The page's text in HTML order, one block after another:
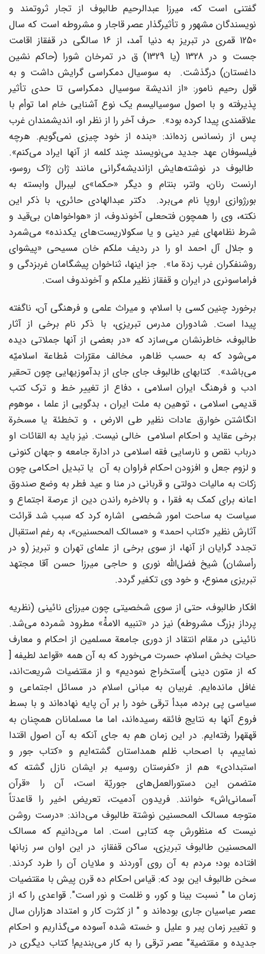
گفتنى است که، میرزا عبدالرحیم طالبوف از تجار ثروتمند و
نویسندگان مشهور و تأثیرگذار عصر قاجار و مشروطه است که سال
1250 قمرى در تبریز به دنیا آمد، از 16 سالگى در قفقاز اقامت
جست و در 1328 (یا 1329) ق در تمرخان شورا (حاکم نشین
داغستان) درگذشت. به سوسیال دمکراسى گرایش داشت و به
قول رحیم نامور: «از اندیشة سوسیال دمکراسى تا حدى تأثیر
پذیرفته و با اصول سوسیالیسم یک نوع آشنایى خام اما توأم با
علاقمندى پیدا کرده بود». حرف آخر را از نظر او، اندیشمندان غرب
پس از رنسانس زده‌اند: «بنده از خود چیزى نمى‌گویم. هرچه
فیلسوفان عهد جدید مى‌نویسند چند کلمه از آنها ایراد مى‌کنم».
طالبوف در نوشته‌هایش ازاندیشه‌گرانى مانند ژان ژاک روسو،
ارنست رنان، ولتر، بنتام و دیگر «حکما»ى لیبرال وابسته به
بورژوازى اروپا نام مى‌برد. دکتر عبدالهادى حائرى، با ذکر این
نکته، وى را همچون فتحعلى آخوندوف، از «هواخواهان بى‌قید و
شرط نظامهاى غیر دینى و یا سکولاریست‌هاى یکدنده» مى‌شمرد
و جلال آل احمد او را در ردیف ملکم خان مسیحى «پیشواى
روشنفکران غرب زدة ما». جز اینها، ثناخوان پیشگامان غربزدگى و
فراماسونرى در ایران و قفقاز نظیر ملکم و آخوندوف است.
برخورد چنین کسى با اسلام، و میراث علمى و فرهنگى آن، ناگفته
پیدا است. شادوران مدرس تبریزى، با ذکر نام برخى از آثار
طالبوف، خاطرنشان مى‌سازد که «در بعضى از آنها جملاتى دیده
مى‌شود که به حسب ظاهر، مخالف مقرّرات مُطاعة اسلامیّه
مى‌باشد». کتابهاى طالبوف جاى جاى از بدآموزیهایى چون تحقیر
ادب و فرهنگ ایران اسلامى ، دفاع از تغییر خط و ترک کتب
قدیمى اسلامى ، توهین به ملت ایران ، بدگویى از علما ، موهوم
انگاشتن خوارق عادات نظیر طى الارض ، و تخطئة یا مسخرة
برخى عقاید و احکام اسلامى خالى نیست. نیز باید به القائات او
درباب نقص و نارسایى فقه اسلامى در ادارة جامعه و جهان کنونى
و لزوم جعل و افزودن احکام فراوان به آن یا تبدیل احکامى چون
زکات به مالیات دولتى و قربانى در منا و عید فطر به وضع صندوق
اعانه براى کمک به فقرا ، و بالاخره راندن دین از عرصة اجتماع و
سیاست به ساحت امور شخصى اشاره کرد که سبب شد قرائت
آثارش نظیر «کتاب احمد» و «مسالک المحسنین»، به رغم استقبال
تجدد گرایان از آنها، از سوى برخى از علماى تهران و تبریز (و در
رأسشان) شیخ فضل‌اللّه‌ نورى و حاجى میرزا حسن آقا مجتهد
تبریزى ممنوع، و خود وى تکفیر گردد.
افکار طالبوف، حتى از سوى شخصیتى چون میرزاى نائینى (نظریه
پرداز بزرگ مشروطه) نیز در «تنبیه الامهًْ‌» مطرود شمرده مى‌شد.
نائینى در مقام انتقاد از دورى جامعة مسلمین از احکام و معارف
حیات بخش اسلام، حسرت مى‌خورد که به آن همه «قواعد لطیفه [
که از متون دینى ]استخراج نمودیم» و از مقتضیات شریعت‌اند،
غافل مانده‌ایم. غربیان به مبانى اسلام در مسائل اجتماعى و
سیاسى پى برده، مبدأ ترقى خود را بر آن پایه نهاده‌اند و با بسط
فروع آنها به نتایج فائقه رسیده‌اند، اما ما مسلمانان همچنان به
قهقهرا رفته‌ایم. در این زمان هم به جاى آنکه به آن اصول اقتدا
نماییم، با اصحاب ظلم همداستان گشته‌ایم و «کتاب جور و
استبدادى» هم از «کفرستان روسیه بر ایشان نازل گشته که
متضمن این دستورالعمل‌هاى جوریّة است، آن را «قرآن
آسمانى‌اش» خوانند. فریدون آدمیت، تعریض اخیر را قاعدتاً
متوجه مسالک المحسنین نوشتة طالبوف مى‌داند: «درست روشن
نیست که منظورش چه کتابى است. اما مى‌دانیم که مسالک
المحسنین طالبوف تبریزى، ساکن قفقاز، در این اوان سر زبانها
افتاده بود؛ مردم به آن روى آوردند و ملایان آن را طرد کردند.
سخن طالبوف این بود که: قیاس احکام ده قرن پیش با مقتضیات
زمان ما " نسبت بینا و کور، و ظلمت و نور است". قواعدى را که از
عصر عباسیان جارى بوده‌اند و " از کثرت کار و امتداد هزاران سال
و تغییر زمان پیر و علیل و خسته شده آسوده مى‌گذاریم و احکام
جدیده و مقتضیة" عصر ترقى را به کار مى‌بندیم! کتاب دیگرى در